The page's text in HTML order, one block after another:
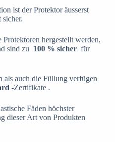
ist der Protektor äusserst
hergestellt werden,
sind zu 100 % sicherfür
als auch die Füllung verfügen
-Zertifikate .
Fäden höchster
dieser Art von Produkten